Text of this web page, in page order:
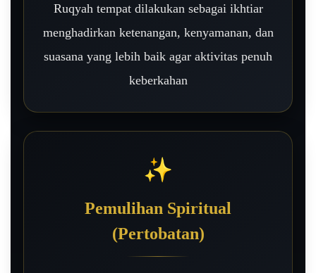
Ruqyah tempat dilakukan sebagai ikhtiar
menghadirkan ketenangan, kenyamanan, dan
suasana yang lebih baik agar aktivitas penuh
keberkahan
✨
Pemulihan Spiritual
(Pertobatan)